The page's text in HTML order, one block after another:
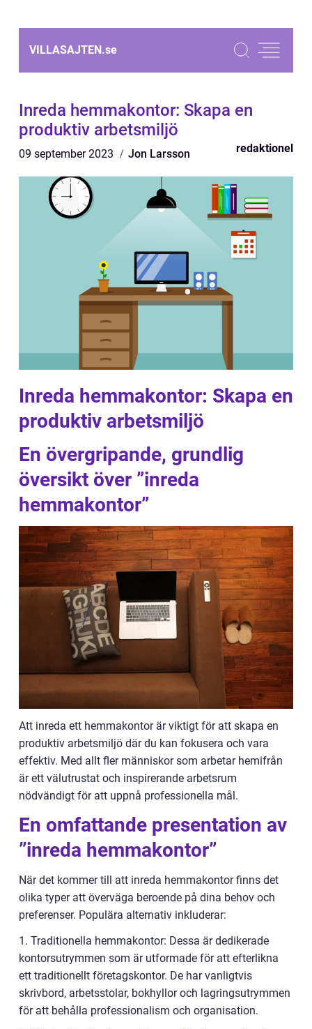
VILLASAJTEN.se
Inreda hemmakontor: Skapa en
produktiv arbetsmiljö
09 september 2023 Jon Larsson redaktionel
Inreda hemmakontor: Skapa en
produktiv arbetsmiljö
En övergripande, grundlig
översikt över ”inreda
hemmakontor”
Att inreda ett hemmakontor är viktigt för att skapa en
produktiv arbetsmiljö där du kan fokusera och vara
effektiv. Med allt fler människor som arbetar hemifrån
är ett välutrustat och inspirerande arbetsrum
nödvändigt för att uppnå professionella mål.
En omfattande presentation av
”inreda hemmakontor”
När det kommer till att inreda hemmakontor finns det
olika typer att överväga beroende på dina behov och
preferenser. Populära alternativ inkluderar:
1. Traditionella hemmakontor: Dessa är dedikerade
kontorsutrymmen som är utformade för att efterlikna
ett traditionellt företagskontor. De har vanligtvis
skrivbord, arbetsstolar, bokhyllor och lagringsutrymmen
för att behålla professionalism och organisation.